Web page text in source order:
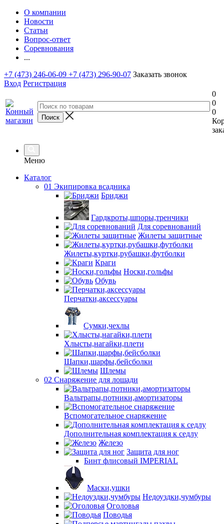
О компании
Новости
Статьи
Вопрос-ответ
Соревнования
...
+7 (473) 246-06-09 +7 (473) 296-90-07 Заказать звонок
Вход Регистрация
0
0
0
Меню
Каталог
01 Экипировка всадника
Бриджи
Гардкроты,шпоры,тренчики
Для соревнований
Жилеты защитные
Жилеты,куртки,рубашки,футболки
Краги
Носки,гольфы
Обувь
Перчатки,аксессуары
Сумки,чехлы
Хлысты,нагайки,плети
Шапки,шарфы,бейсболки
Шлемы
02 Снаряжение для лошади
Вальтрапы,потники,амортизаторы
Вспомогательное снаряжение
Дополнительная комплектация к седлу
Железо
Защита для ног
Бинт флисовый IMPERIAL
Маски,ушки
Недоуздки,чумбуры
Оголовья
Поводья